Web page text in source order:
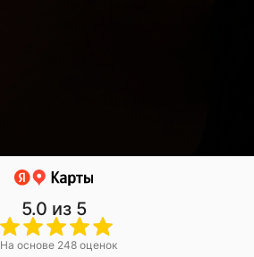
5.0 из 5
На основе 248 оценок